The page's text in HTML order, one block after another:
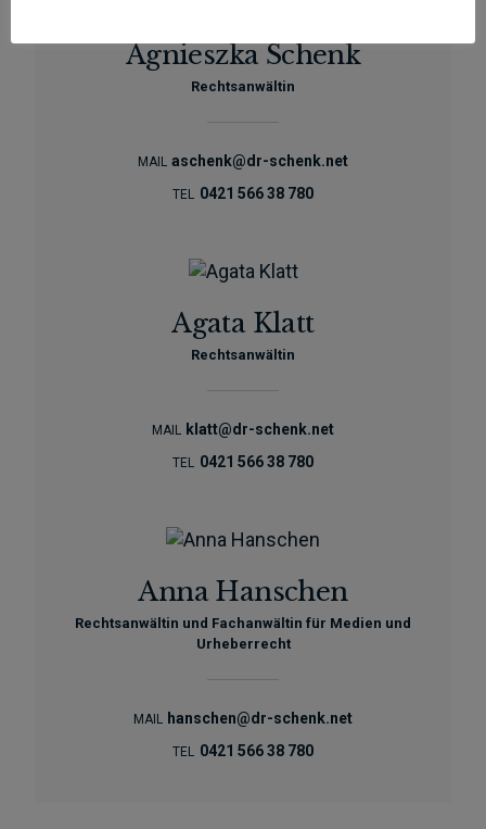
Agnieszka Schenk
Rechtsanwältin
MAIL aschenk@dr-schenk.net
TEL 0421 566 38 780
Agata Klatt
Rechtsanwältin
MAIL klatt@dr-schenk.net
TEL 0421 566 38 780
Anna Hanschen
Rechtsanwältin und Fachanwältin für Medien und
Urheberrecht
MAIL hanschen@dr-schenk.net
TEL 0421 566 38 780